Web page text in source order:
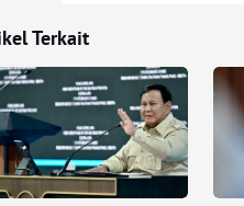
Terkait